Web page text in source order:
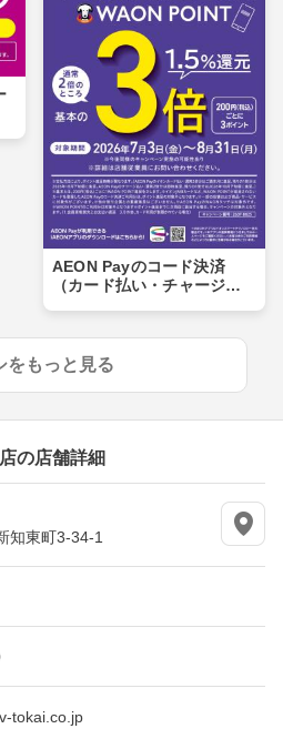
AEON Payのコード決済
（カード払い・チャージ払
をもっと見る
の店舗詳細
知東町3-34-1
tokai.co.jp